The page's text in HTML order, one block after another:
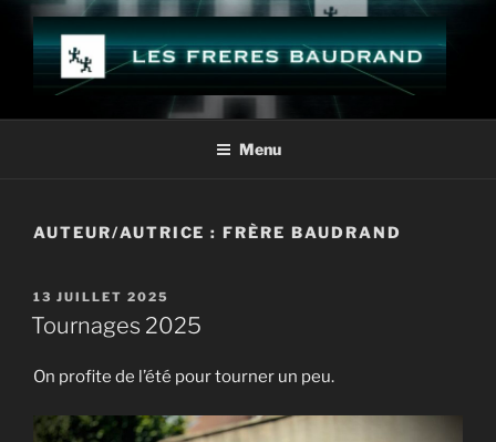
Aller
contenu
principal
LES FRÈRES BAUDRAND
Menu
AUTEUR/AUTRICE :FRÈRE BAUDRAND
PUBLIÉ
LE
13 JUILLET 2025
Tournages 2025
On profite de l’été pour tourner un peu.